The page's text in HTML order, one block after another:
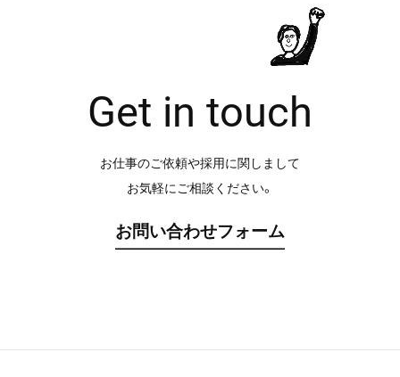
Get in touch
お仕事のご依頼や採用に関しまして
お気軽にご相談ください。
お問い合わせフォーム